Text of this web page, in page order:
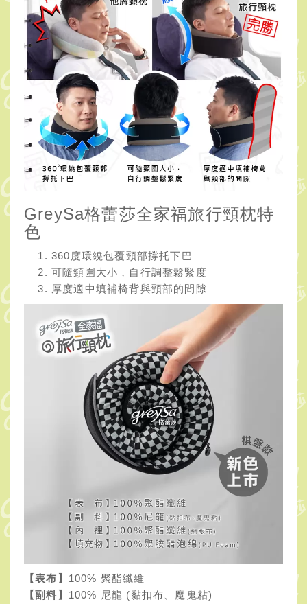
GreySa格蕾莎全家福旅行頸枕特
色
360度環繞包覆頸部撐托下巴
可隨頸圍大小，自行調整鬆緊度
厚度適中填補椅背與頸部的間隙
【表布】 100% 聚酯纖維
【副料】 100% 尼龍 (黏扣布、魔鬼粘)